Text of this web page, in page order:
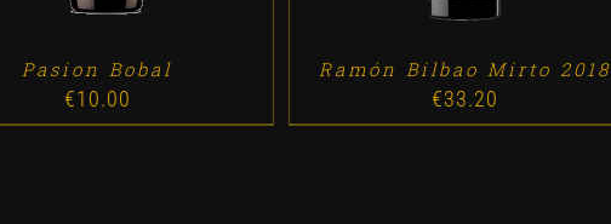
Pasion Bobal
€10.00
Ramón Bilbao Mirto 2018
€33.20